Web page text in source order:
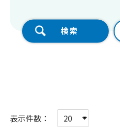
表示件数：